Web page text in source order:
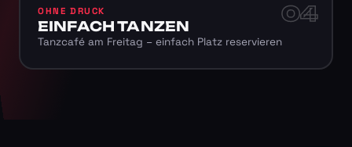
04
OHNE DRUCK
EINFACH TANZEN
Tanzcafé am Freitag – einfach Platz reservieren